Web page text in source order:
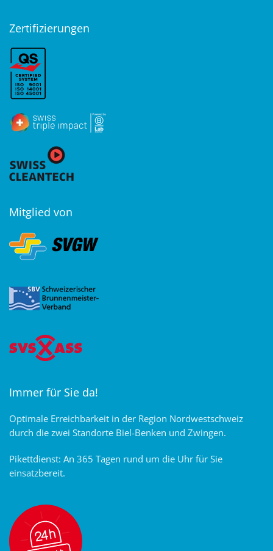
Zertifizierungen
Mitglied von
Immer für Sie da!
Optimale Erreichbarkeit in der Region Nordwestschweiz
durch die zwei Standorte Biel-Benken und Zwingen.
Pikettdienst: An 365 Tagen rund um die Uhr für Sie
einsatzbereit.